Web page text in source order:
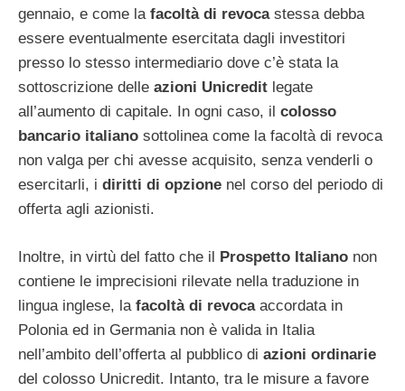
gennaio, e come la facoltà di revocastessa debba
essere eventualmente esercitata dagli investitori
presso lo stesso intermediario dove c’è stata la
sottoscrizione delle azioni Unicredit legate
all’aumento di capitale. In ogni caso, il colosso
bancario italiano sottolinea come la facoltà di revoca
non valga per chi avesse acquisito, senza venderli o
esercitarli, i diritti di opzione nel corso del periodo di
offerta agli azionisti.
Inoltre, in virtù del fatto che il Prospetto Italiano non
contiene le imprecisioni rilevate nella traduzione in
lingua inglese, la facoltà di revocaaccordata in
Polonia ed in Germania non è valida in Italia
nell’ambito dell’offerta al pubblico di azioni ordinarie
del colosso Unicredit. Intanto, tra le misure a favore